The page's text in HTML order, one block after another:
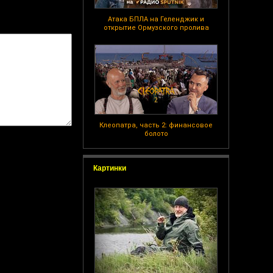
Атака БПЛА на Геленджик и
открытие Ормузского пролива
Клеопатра, часть 2: финансовое
болото
Картинки